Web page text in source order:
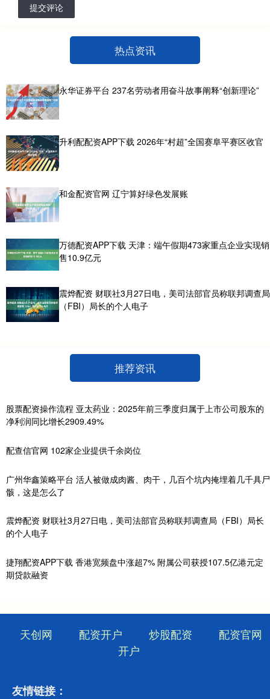
提交评论
热点资讯
永华证券平台 237名劳动者用奋斗故事阐释“创新理论”
升利配配资APP下载 2026年“村超”全国赛阜平赛区收官
和金配资官网 辽宁算好绿色发展账
万德配资APP下载 天津：端午假期473家重点企业实现销
售10.9亿元
震烨配资 财联社3月27日电，美司法部官员称联邦调查局
（FBI）局长的个人电子
推荐资讯
股票配资操作流程 亚太药业：2025年前三季度归属于上市公司股东的
净利润同比增长2909.49%
配查信官网 102家企业提供千余岗位
广州华鑫策略平台 活人被做成肉酱、肉干，几百个坑内掩埋着几千具尸
骸，这是怎么了
震烨配资 财联社3月27日电，美司法部官员称联邦调查局（FBI）局长
的个人电子
捷翔配资APP下载 香港宽频盘中涨超7% 附属公司获授107.5亿港元定
期贷款融资
天创网 配资开户 炒股配资
配资官网
开户
友情链接：